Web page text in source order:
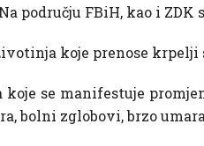
području FBiH, kao i
koje prenose krpelji
se manifestuje
bolni zglobovi, brzo